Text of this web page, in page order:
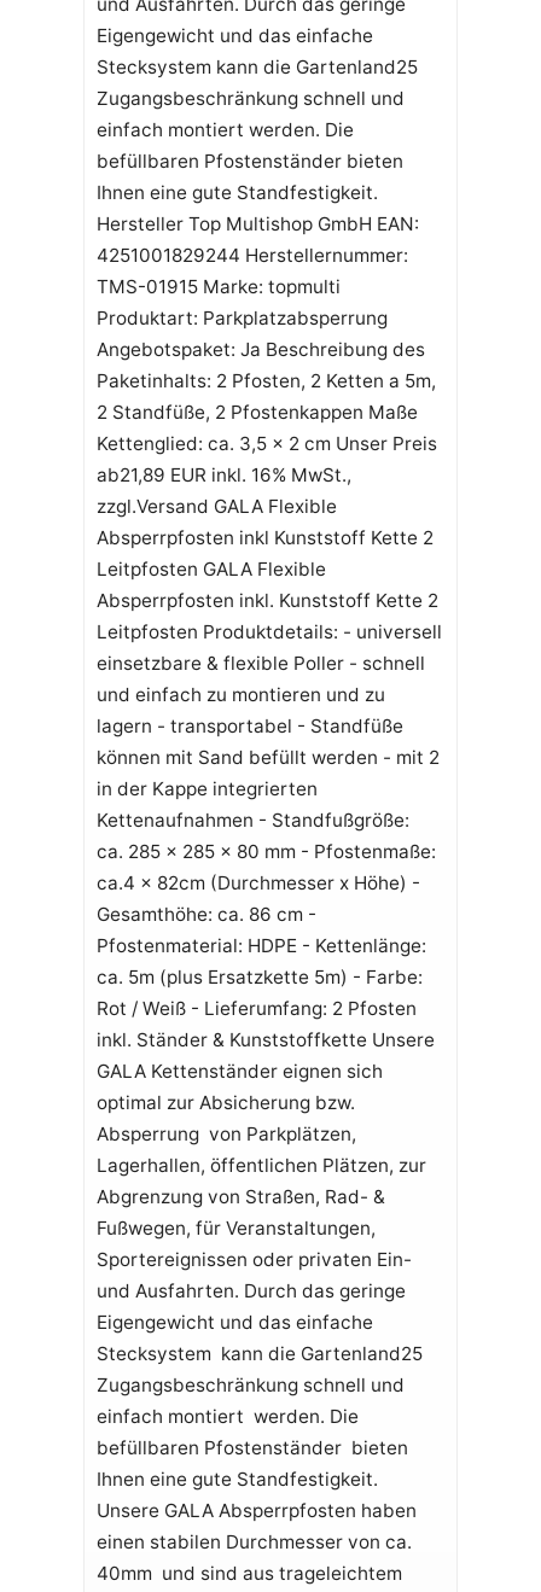
Eigengewicht und das einfache
Stecksystem kann die Gartenland25
Zugangsbeschränkung schnell und
einfach montiert werden. Die
befüllbaren Pfostenständer bieten
Ihnen eine gute Standfestigkeit.
Hersteller Top Multishop GmbH EAN:
4251001829244 Herstellernummer:
TMS-01915 Marke: topmulti
Produktart: Parkplatzabsperrung
Angebotspaket: Ja Beschreibung des
Paketinhalts: 2 Pfosten, 2 Ketten a 5m,
2 Standfüße, 2 Pfostenkappen Maße
Kettenglied: ca. 3,5 x 2 cm Unser Preis
ab21,89 EUR inkl. 16% MwSt.,
zzgl.Versand GALA Flexible
Absperrpfosten inkl Kunststoff Kette 2
Leitpfosten GALA Flexible
Absperrpfosten inkl. Kunststoff Kette 2
Leitpfosten Produktdetails: - universell
einsetzbare & flexible Poller - schnell
und einfach zu montieren und zu
lagern - transportabel - Standfüße
können mit Sand befüllt werden - mit 2
in der Kappe integrierten
Kettenaufnahmen - Standfußgröße:
ca. 285 x 285 x 80 mm - Pfostenmaße:
ca.4 x 82cm (Durchmesser x Höhe) -
Gesamthöhe: ca. 86 cm -
Pfostenmaterial: HDPE - Kettenlänge:
ca. 5m (plus Ersatzkette 5m) - Farbe:
Rot / Weiß - Lieferumfang: 2 Pfosten
inkl. Ständer & Kunststoffkette Unsere
GALA Kettenständer eignen sich
optimal zur Absicherung bzw.
Absperrung von Parkplätzen,
Lagerhallen, öffentlichen Plätzen, zur
Abgrenzung von Straßen, Rad- &
Fußwegen, für Veranstaltungen,
Sportereignissen oder privaten Ein-
und Ausfahrten. Durch das geringe
Eigengewicht und das einfache
Stecksystem kann die Gartenland25
Zugangsbeschränkung schnell und
einfach montiert werden. Die
befüllbaren Pfostenständer bieten
Ihnen eine gute Standfestigkeit.
Unsere GALA Absperrpfosten haben
einen stabilen Durchmesser von ca.
40mm und sind aus trageleichtem